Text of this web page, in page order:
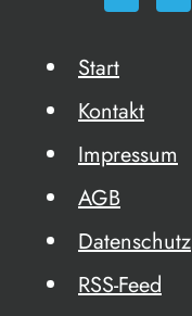
Start
Kontakt
Impressum
AGB
Datenschutz
RSS-Feed